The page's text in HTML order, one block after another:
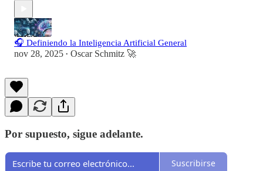
🎧 Definiendo la Inteligencia Artificial General
nov 28, 2025 • Oscar Schmitz 🚀
Por supuesto, sigue adelante.
Suscribirse